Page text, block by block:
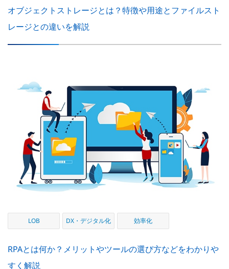
オブジェクトストレージとは？特徴や用途とファイルスト
レージとの違いを解説
LOB DX・デジタル化 効率化
RPAとは何か？メリットやツールの選び方などをわかりや
すく解説